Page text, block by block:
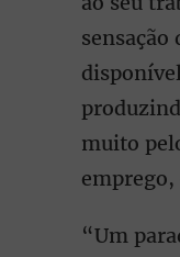
sensação
muito
emprego,
“Um